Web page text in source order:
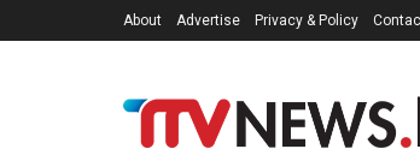
About Advertise Privacy & Policy